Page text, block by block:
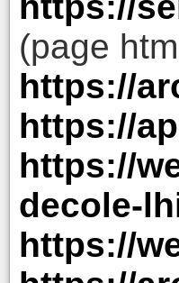
(page
https://
https://
https://
decole-
https://